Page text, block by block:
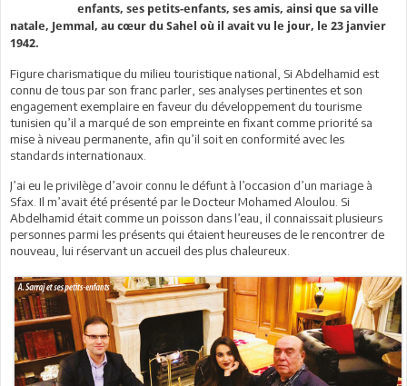
enfants, ses petits-enfants, ses amis, ainsi que sa ville
natale, Jemmal, au cœur du Sahel où il avait vu le jour, le 23 janvier
1942.
Figure charismatique du milieu touristique national, Si Abdelhamid est
connu de tous par son franc parler, ses analyses pertinentes et son
engagement exemplaire en faveur du développement du tourisme
tunisien qu’il a marqué de son empreinte en fixant comme priorité sa
mise à niveau permanente, afin qu’il soit en conformité avec les
standards internationaux.
J’ai eu le privilège d’avoir connu le défunt à l’occasion d’un mariage à
Sfax. Il m’avait été présenté par le Docteur Mohamed Aloulou. Si
Abdelhamid était comme un poisson dans l’eau, il connaissait plusieurs
personnes parmi les présents qui étaient heureuses de le rencontrer de
nouveau, lui réservant un accueil des plus chaleureux.